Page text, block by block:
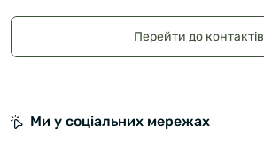
Перейти до контактів
Ми у соціальних мережах